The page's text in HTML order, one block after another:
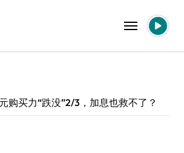
购买力“跌没”2/3，加息也救不了？